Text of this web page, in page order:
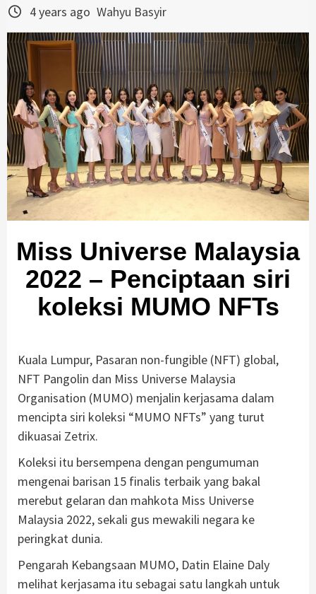
4 years ago Wahyu Basyir
Miss Universe Malaysia
2022 – Penciptaan siri
koleksi MUMO NFTs
Kuala Lumpur, Pasaran non-fungible (NFT) global,
NFT Pangolin dan Miss Universe Malaysia
Organisation (MUMO) menjalin kerjasama dalam
mencipta siri koleksi “MUMO NFTs” yang turut
dikuasai Zetrix.
Koleksi itu bersempena dengan pengumuman
mengenai barisan 15 finalis terbaik yang bakal
merebut gelaran dan mahkota Miss Universe
Malaysia 2022, sekali gus mewakili negara ke
peringkat dunia.
Pengarah Kebangsaan MUMO, Datin Elaine Daly
melihat kerjasama itu sebagai satu langkah untuk